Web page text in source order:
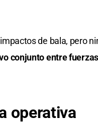
de bala, pero
conjunto entre
operativa